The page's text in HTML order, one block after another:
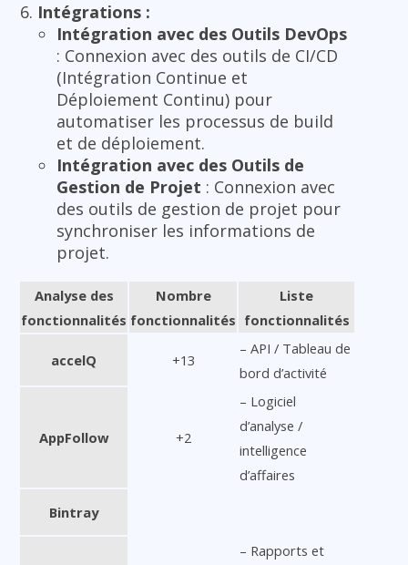
Intégrations :
Intégration avec des Outils DevOps
: Connexion avec des outils de CI/CD
(Intégration Continue et
Déploiement Continu) pour
automatiser les processus de build
et de déploiement.
Intégration avec des Outils de
Gestion de Projet : Connexion avec
des outils de gestion de projet pour
synchroniser les informations de
projet.
Analyse des
fonctionnalités
Nombre
fonctionnalités
Liste
fonctionnalités
accelQ +13
– API / Tableau de
bord d’activité
AppFollow +2
– Logiciel
d’analyse /
intelligence
d’affaires
Bintray
– Rapports et